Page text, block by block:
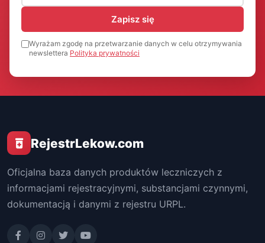
Zapisz się
Wyrażam zgodę na przetwarzanie danych w celu otrzymywania
newslettera Polityka prywatności
RejestrLekow.com
Oficjalna baza danych produktów leczniczych z
informacjami rejestracyjnymi, substancjami czynnymi,
dokumentacją i danymi z rejestru URPL.